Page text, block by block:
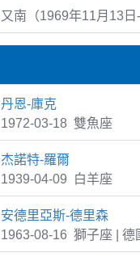
又南（1969年11月13
丹恩-庫克
1972-03-18 雙魚座
杰諾特-羅爾
1939-04-09 白羊座
安德里亞斯-德里森
1963-08-16 獅子座 | 德